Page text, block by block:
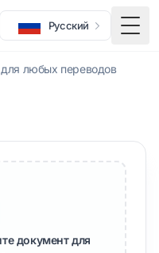
Русский
любых переводов
документ для